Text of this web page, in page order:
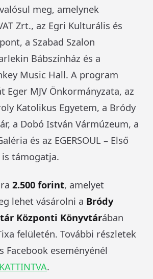
meg, amelynek
Zrt., az Egri Kulturális és
a Szabad Szalon
Bábszínház és a
Music Hall. A program
Eger MJV Önkormányzata, az
Katolikus Egyetem, a Bródy
a Dobó István Vármúzeum, a
és az EGERSOUL – Első
támogatja.
2.500 forint, amelyet
lehet vásárolni a Bródy
Központi Könyvtárában
felületén. További részletek
Facebook eseményénél
.